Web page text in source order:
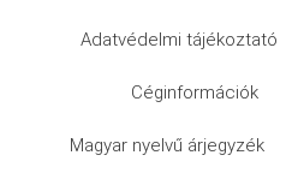
Adatvédelmi tájékoztató
Céginformációk
Magyar nyelvű árjegyzék